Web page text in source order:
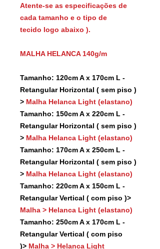
Atente-se as especificações de
cada tamanho e o tipo de
tecido logo abaixo ).
MALHA HELANCA 140g/m
Tamanho: 120cm A x 170cm L -
Retangular Horizontal ( sem piso )
> Malha Helanca Light (elastano)
Tamanho: 150cm A x 220cm L -
Retangular Horizontal ( sem piso )
> Malha Helanca Light (elastano)
Tamanho: 170cm A x 250cm L -
Retangular Horizontal ( sem piso )
> Malha Helanca Light (elastano)
Tamanho: 220cm A x 150cm L -
Retangular Vertical ( com piso )>
Malha > Helanca Light (elastano)
Tamanho: 250cm A x 170cm L -
Retangular Vertical ( com piso
)> Malha > Helanca Light